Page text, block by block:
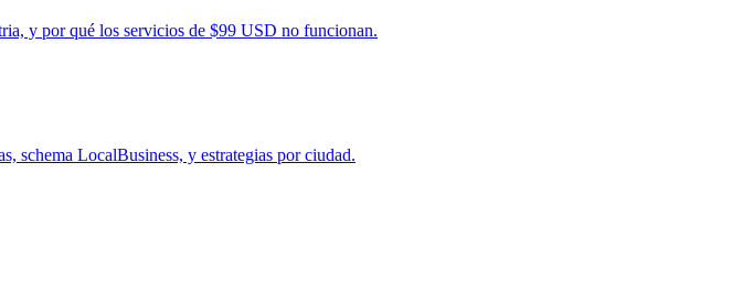
y por qué los servicios de $99 USD no funcionan.
schema LocalBusiness, y estrategias por ciudad.